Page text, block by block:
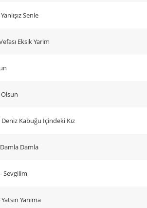
Senle
Eksik Yarim
Kabuğu İçindeki Kız
Damla
Sevgilim
Yanıma